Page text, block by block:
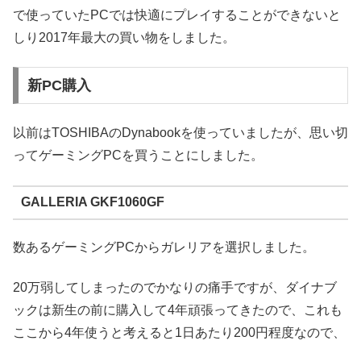
で使っていたPCでは快適にプレイすることができないと
しり2017年最大の買い物をしました。
新PC購入
以前はTOSHIBAのDynabookを使っていましたが、思い切
ってゲーミングPCを買うことにしました。
GALLERIA GKF1060GF
数あるゲーミングPCからガレリアを選択しました。
20万弱してしまったのでかなりの痛手ですが、ダイナブ
ックは新生の前に購入して4年頑張ってきたので、これも
ここから4年使うと考えると1日あたり200円程度なので、